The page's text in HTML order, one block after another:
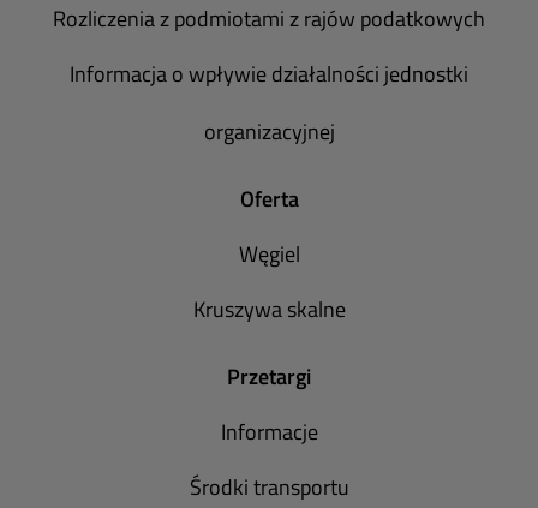
Rozliczenia z podmiotami z rajów podatkowych
Informacja o wpływie działalności jednostki
organizacyjnej
Oferta
Węgiel
Kruszywa skalne
Przetargi
Informacje
Środki transportu